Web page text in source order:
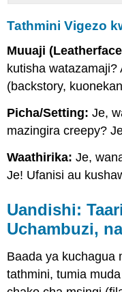
Tathmini Vigezo
Muuaji
kutisha
(backstory,
Picha/Setting: Je,
mazingira creepy?
Waathirika: Je,
Je! Ufanisi au
Uandishi:
Uchambuzi,
Baada ya kuchagua
tathmini, tumia